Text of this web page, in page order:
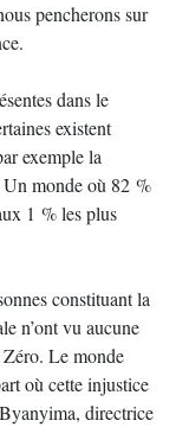
pencherons sur
dans le
existent
exemple la
Un monde où 82 %
1 % les plus
constituant la
n’ont vu aucune
Le monde
où cette injustice
directrice